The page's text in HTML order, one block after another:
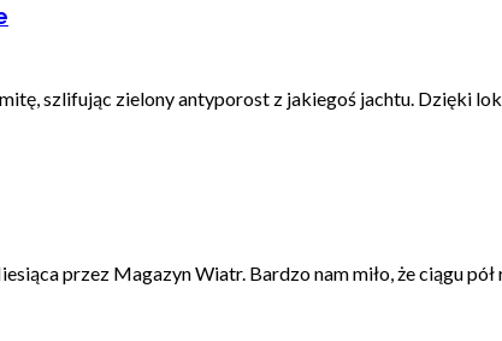
szlifując zielony antyporost z jakiegoś jachtu. Dzięki
przez Magazyn Wiatr. Bardzo nam miło, że ciągu